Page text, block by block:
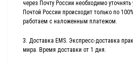
через Почту России необходимо
Почтой России происходит только по
работаем с наложенным платежом.
3. Доставка EMS. Экспресс-доставка
мира. Время доставки от 1 дня.